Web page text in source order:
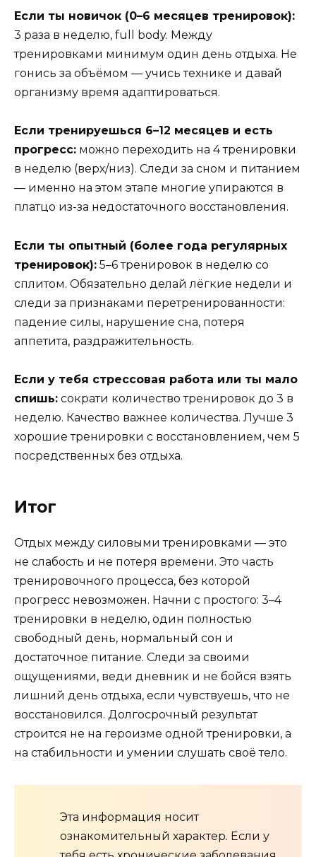
Если ты новичок (0–6 месяцев тренировок):
3 раза в неделю, full body. Между
тренировками минимум один день отдыха. Не
гонись за объёмом — учись технике и давай
организму время адаптироваться.
Если тренируешься 6–12 месяцев и есть
прогресс: можно переходить на 4 тренировки
в неделю (верх/низ). Следи за сном и питанием
— именно на этом этапе многие упираются в
платцо из-за недостаточного восстановления.
Если ты опытный (более года регулярных
тренировок): 5–6 тренировок в неделю со
сплитом. Обязательно делай лёгкие недели и
следи за признаками перетренированности:
падение силы, нарушение сна, потеря
аппетита, раздражительность.
Если у тебя стрессовая работа или ты мало
спишь: сократи количество тренировок до 3 в
неделю. Качество важнее количества. Лучше 3
хорошие тренировки с восстановлением, чем 5
посредственных без отдыха.
Итог
Отдых между силовыми тренировками — это
не слабость и не потеря времени. Это часть
тренировочного процесса, без которой
прогресс невозможен. Начни с простого: 3–4
тренировки в неделю, один полностью
свободный день, нормальный сон и
достаточное питание. Следи за своими
ощущениями, веди дневник и не бойся взять
лишний день отдыха, если чувствуешь, что не
восстановился. Долгосрочный результат
строится не на героизме одной тренировки, а
на стабильности и умении слушать своё тело.
Эта информация носит
ознакомительный характер. Если у